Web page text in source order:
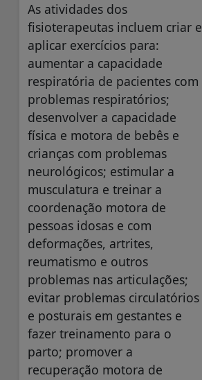
As atividades dos
fisioterapeutas incluem criar e
aplicar exercícios para:
aumentar a capacidade
respiratória de pacientes com
problemas respiratórios;
desenvolver a capacidade
física e motora de bebês e
crianças com problemas
neurológicos; estimular a
musculatura e treinar a
coordenação motora de
pessoas idosas e com
deformações, artrites,
reumatismo e outros
problemas nas articulações;
evitar problemas circulatórios
e posturais em gestantes e
fazer treinamento para o
parto; promover a
recuperação motora de